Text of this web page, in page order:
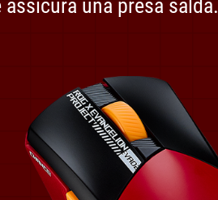
una presa salda.